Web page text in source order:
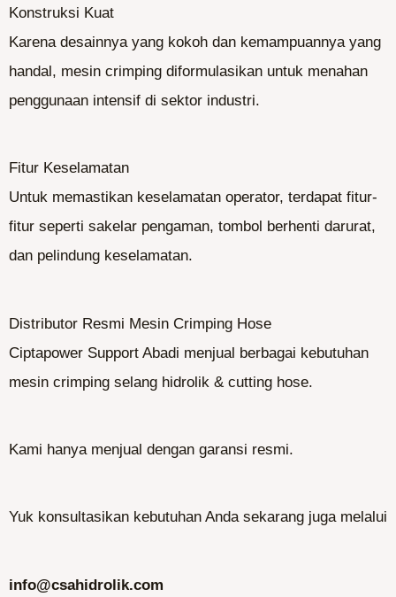
Konstruksi Kuat
Karena desainnya yang kokoh dan kemampuannya yang
handal, mesin crimping diformulasikan untuk menahan
penggunaan intensif di sektor industri.
Fitur Keselamatan
Untuk memastikan keselamatan operator, terdapat fitur-
fitur seperti sakelar pengaman, tombol berhenti darurat,
dan pelindung keselamatan.
Distributor Resmi Mesin Crimping Hose
Ciptapower Support Abadi menjual berbagai kebutuhan
mesin crimping selang hidrolik & cutting hose.
Kami hanya menjual dengan garansi resmi.
Yuk konsultasikan kebutuhan Anda sekarang juga melalui
info@csahidrolik.com